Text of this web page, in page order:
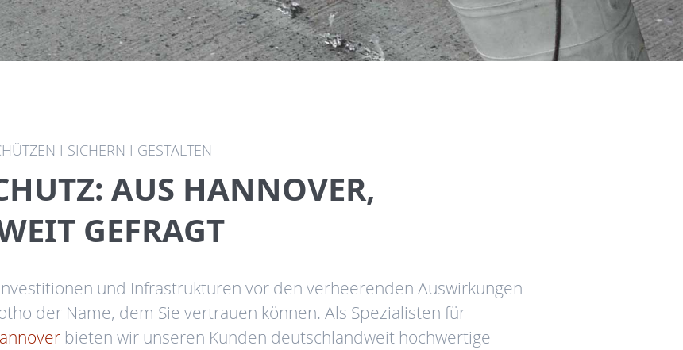
I SICHERN I GESTALTEN
AUS HANNOVER,
GEFRAGT
und Infrastrukturen vor den verheerenden Auswirkungen
der Name, dem Sie vertrauen können. Als Spezialisten für
bieten wir unseren Kunden deutschlandweit hochwertige